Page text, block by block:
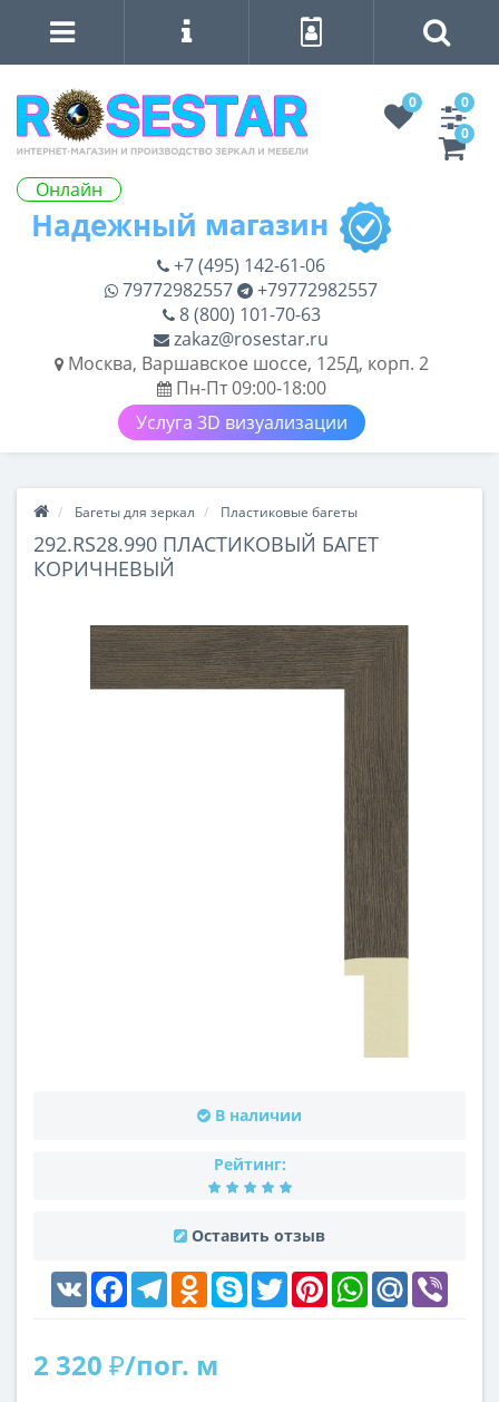
Онлайн
0
0
0
+7 (495) 142-61-06
79772982557
+79772982557
8 (800) 101-70-63
zakaz@rosestar.ru
Москва, Варшавское шоссе, 125Д, корп. 2
Пн-Пт 09:00-18:00
Услуга 3D визуализации
Багеты для зеркал Пластиковые багеты
292.RS28.990 ПЛАСТИКОВЫЙ БАГЕТ
КОРИЧНЕВЫЙ
В наличии
Рейтинг:
Оставить отзыв
VK FacebookTelegramOdnoklassniki
Skype Twitter PinterestWhatsAppMail.Ru
2 320 ₽/пог. м